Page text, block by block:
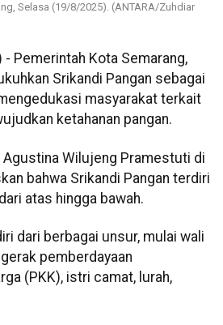
Selasa (19/8/2025). (ANTARA/Zuhdiar
- Pemerintah Kota Semarang,
Srikandi Pangan sebagai
masyarakat terkait
ketahanan pangan.
Agustina Wilujeng Pramestuti di
bahwa Srikandi Pangan terdiri
atas hingga bawah.
dari berbagai unsur, mulai wali
pemberdayaan
(PKK), istri camat, lurah,